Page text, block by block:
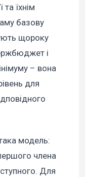
та їхнім
базову
щороку
і
– вона
для
модель:
члена
Для